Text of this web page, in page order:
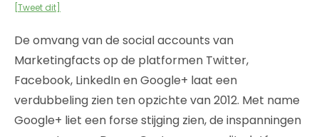
[Tweet dit]
De omvang van de social accounts van
Marketingfacts op de platformen Twitter,
Facebook, LinkedIn en Google+ laat een
verdubbeling zien ten opzichte van 2012. Met name
Google+ liet een forse stijging zien, de inspanningen